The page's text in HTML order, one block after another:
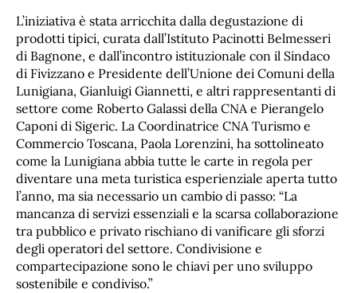
L’iniziativa è stata arricchita dalla degustazione di
prodotti tipici, curata dall’Istituto Pacinotti Belmesseri
di Bagnone, e dall’incontro istituzionale con il Sindaco
di Fivizzano e Presidente dell’Unione dei Comuni della
Lunigiana, Gianluigi Giannetti, e altri rappresentanti di
settore come Roberto Galassi della CNA e Pierangelo
Caponi di Sigeric. La Coordinatrice CNA Turismo e
Commercio Toscana, Paola Lorenzini, ha sottolineato
come la Lunigiana abbia tutte le carte in regola per
diventare una meta turistica esperienziale aperta tutto
l’anno, ma sia necessario un cambio di passo: “La
mancanza di servizi essenziali e la scarsa collaborazione
tra pubblico e privato rischiano di vanificare gli sforzi
degli operatori del settore. Condivisione e
compartecipazione sono le chiavi per uno sviluppo
sostenibile e condiviso.”